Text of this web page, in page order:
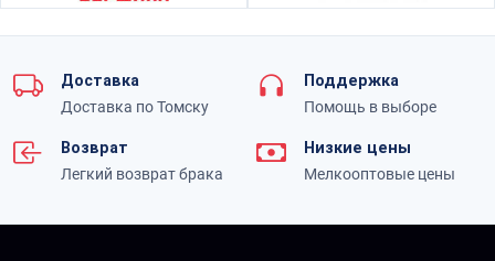
Доставка
Доставка по Томску
Поддержка
Помощь в выборе
Возврат
Легкий возврат брака
Низкие цены
Мелкооптовые цены